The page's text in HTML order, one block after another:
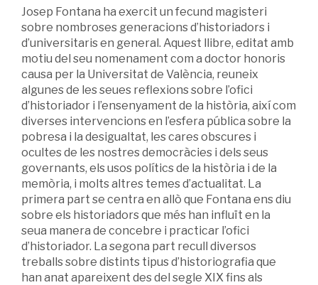
Josep Fontana ha exercit un fecund magisteri
sobre nombroses generacions d’historiadors i
d’universitaris en general. Aquest llibre, editat amb
motiu del seu nomenament com a doctor honoris
causa per la Universitat de València, reuneix
algunes de les seues reflexions sobre l’ofici
d’historiador i l’ensenyament de la història, així com
diverses intervencions en l’esfera pública sobre la
pobresa i la desigualtat, les cares obscures i
ocultes de les nostres democràcies i dels seus
governants, els usos polítics de la història i de la
memòria, i molts altres temes d’actualitat. La
primera part se centra en allò que Fontana ens diu
sobre els historiadors que més han influït en la
seua manera de concebre i practicar l’ofici
d’historiador. La segona part recull diversos
treballs sobre distints tipus d’historiografia que
han anat apareixent des del segle XIX fins als